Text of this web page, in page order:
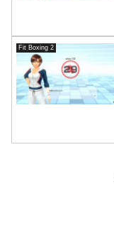
Fit Boxing 2